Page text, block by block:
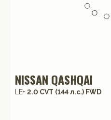
NISSAN QASHQAI
LE+ 2.0 CVT (144 л.с.) FWD